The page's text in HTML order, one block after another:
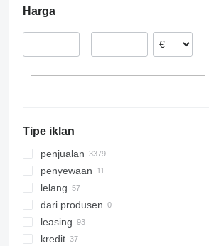
Uzbekistan
Azerbaijan
Hongaria
Rumania
Harga
–
Tipe iklan
penjualan
penyewaan
lelang
dari produsen
leasing
kredit